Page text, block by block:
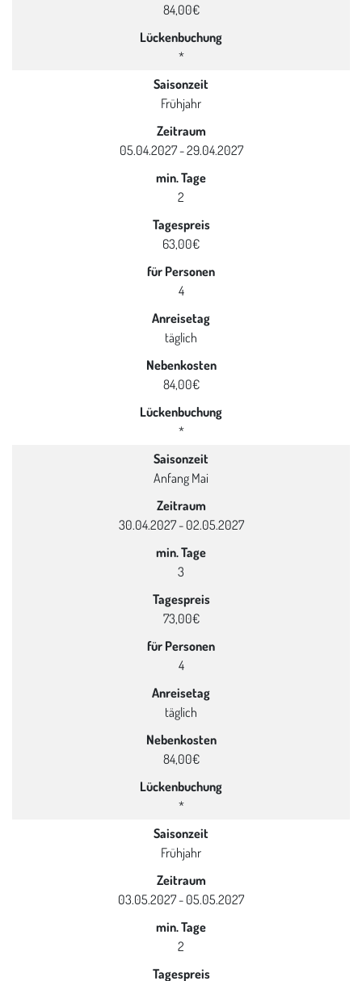
84,00€
Lückenbuchung
*
Saisonzeit
Frühjahr
Zeitraum
05.04.2027 - 29.04.2027
min. Tage
2
Tagespreis
63,00€
für Personen
4
Anreisetag
täglich
Nebenkosten
84,00€
Lückenbuchung
*
Saisonzeit
Anfang Mai
Zeitraum
30.04.2027 - 02.05.2027
min. Tage
3
Tagespreis
73,00€
für Personen
4
Anreisetag
täglich
Nebenkosten
84,00€
Lückenbuchung
*
Saisonzeit
Frühjahr
Zeitraum
03.05.2027 - 05.05.2027
min. Tage
2
Tagespreis